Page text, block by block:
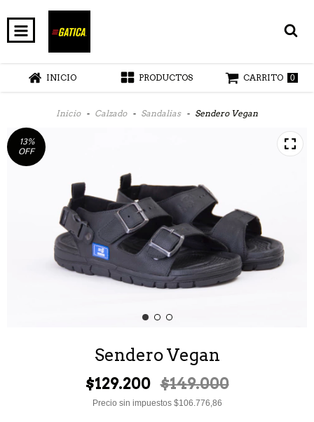
INICIO PRODUCTOS CARRITO 0
Inicio - Calzado - Sandalias - Sendero Vegan
13%
OFF
Sendero Vegan
$129.200 $149.000
Precio sin impuestos $106.776,86